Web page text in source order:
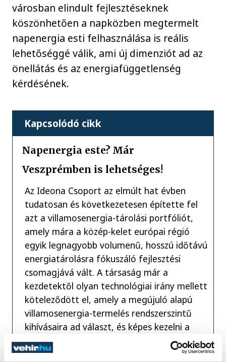
városban elindult fejlesztéseknek
köszönhetően a napközben megtermelt
napenergia esti felhasználása is reális
lehetőséggé válik, ami új dimenziót ad az
önellátás és az energiafüggetlenség
kérdésének.
Kapcsolódó cikk
Napenergia este? Már
Veszprémben is lehetséges!
Az Ideona Csoport az elmúlt hat évben
tudatosan és következetesen építette fel
azt a villamosenergia-tárolási portfóliót,
amely mára a közép-kelet európai régió
egyik legnagyobb volumenű, hosszú időtávú
energiatárolásra fókuszáló fejlesztési
csomagjává vált. A társaság már a
kezdetektől olyan technológiai irány mellett
köteleződött el, amely a megújuló alapú
villamosenergia-termelés rendszerszintű
kihívásaira ad választ, és képes kezelni a
termelés és a fogyasztás időbeli eltéréséből
fakadó hálózati terheléseket.